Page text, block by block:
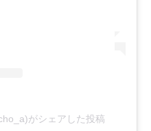
がシェアした投稿